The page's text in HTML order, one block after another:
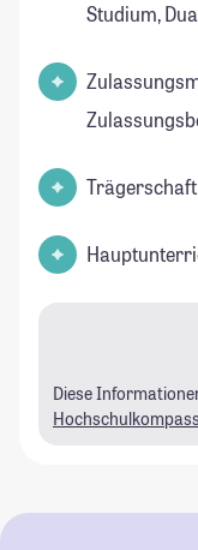
Studium,
Diese
Hochschulkompass